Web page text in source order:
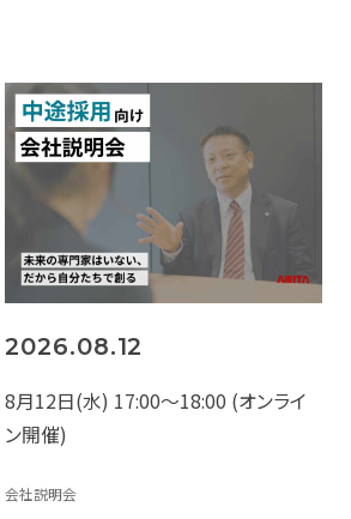
2026.08.12
8月12日(水) 17:00～18:00 (オンライ
ン開催)
会社説明会